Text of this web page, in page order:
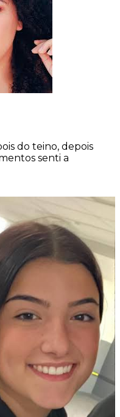
do teino, depois
senti a